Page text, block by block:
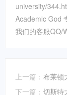
university/
Academic God
我们的客服QQ/
上一篇： 布莱顿
下一篇： 切斯特